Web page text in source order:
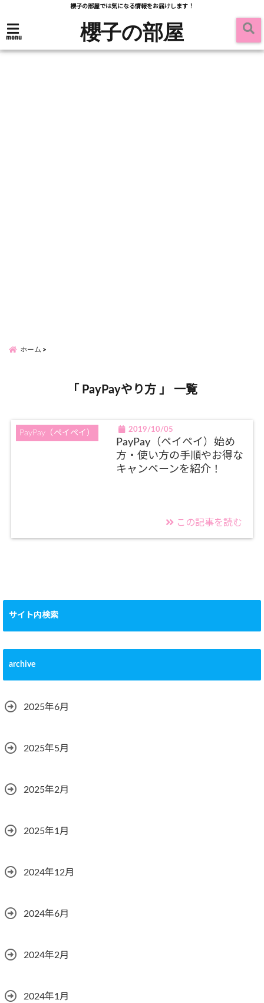
櫻子の部屋では気になる情報をお届けします！
menu 櫻子の部屋
ホーム
「 PayPayやり方 」 一覧
PayPay（ペイペイ） 2019/10/05
PayPay（ペイペイ）始め
方・使い方の手順やお得な
キャンペーンを紹介！
この記事を読む
サイト内検索
archive
2025年6月
2025年5月
2025年2月
2025年1月
2024年12月
2024年6月
2024年2月
2024年1月